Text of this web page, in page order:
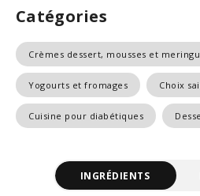
Catégories
Crèmes dessert, mousses et
Yogourts et fromages Choix
Cuisine pour diabétiques
INGRÉDIENTS